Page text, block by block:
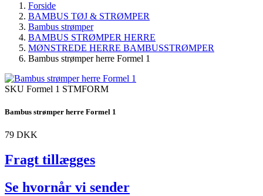
Forside
BAMBUS TØJ & STRØMPER
Bambus strømper
BAMBUS STRØMPER HERRE
MØNSTREDE HERRE BAMBUSSTRØMPER
Bambus strømper herre Formel 1
SKU Formel 1 STMFORM
Bambus strømper herre Formel 1
79 DKK
Fragt tillægges
Se hvornår vi sender